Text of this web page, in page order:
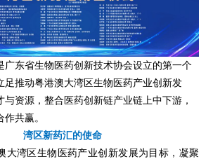
广东省生物医药创新技术协会设立的第一个
足推动粤港澳大湾区生物医药产业创新发
与资源，整合医药创新链产业链上中下游，
共赢。
湾区新药汇的使命
大湾区生物医药产业创新发展为目标，凝聚